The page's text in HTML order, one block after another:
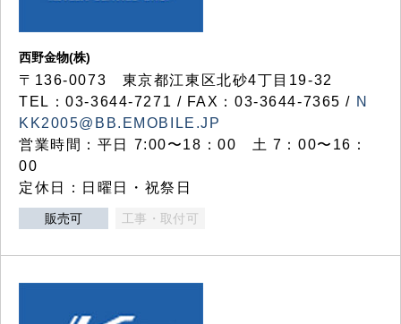
西野金物(株)
〒136-0073 東京都江東区北砂4丁目19-32
TEL：03‐3644‐7271 / FAX：03-3644-7365 / N
KK2005@BB.EMOBILE.JP
営業時間：平日 7:00〜18：00 土 7：00〜16：
00
定休日：日曜日・祝祭日
販売可 工事・取付可